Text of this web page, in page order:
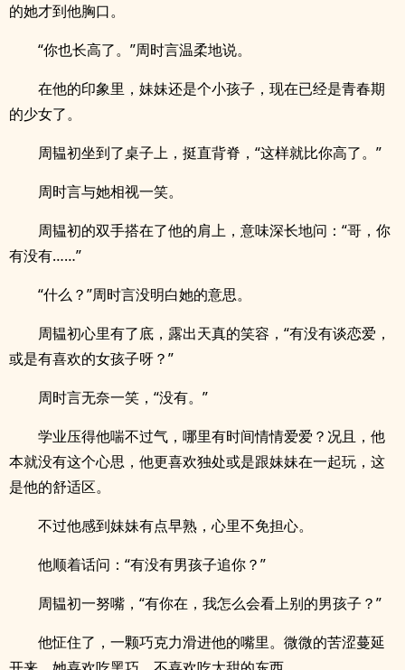
的她才到他胸口。
“你也长高了。”周时言温柔地说。
在他的印象里，妹妹还是个小孩子，现在已经是青春期
的少女了。
周韫初坐到了桌子上，挺直背脊，“这样就比你高了。”
周时言与她相视一笑。
周韫初的双手搭在了他的肩上，意味深长地问：“哥，你
有没有……”
“什么？”周时言没明白她的意思。
周韫初心里有了底，露出天真的笑容，“有没有谈恋爱，
或是有喜欢的女孩子呀？”
周时言无奈一笑，“没有。”
学业压得他喘不过气，哪里有时间情情爱爱？况且，他
本就没有这个心思，他更喜欢独处或是跟妹妹在一起玩，这
是他的舒适区。
不过他感到妹妹有点早熟，心里不免担心。
他顺着话问：“有没有男孩子追你？”
周韫初一努嘴，“有你在，我怎么会看上别的男孩子？”
他怔住了，一颗巧克力滑进他的嘴里。微微的苦涩蔓延